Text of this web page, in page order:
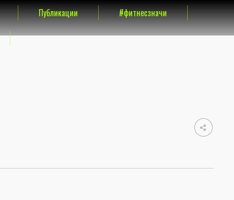
Публикации #фитнесзначи